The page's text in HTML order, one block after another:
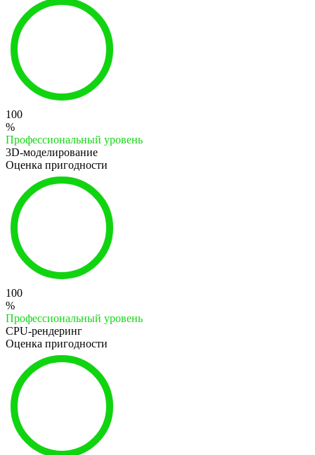
100
%
Профессиональный уровень
3D-моделирование
Оценка пригодности
100
%
Профессиональный уровень
CPU-рендеринг
Оценка пригодности